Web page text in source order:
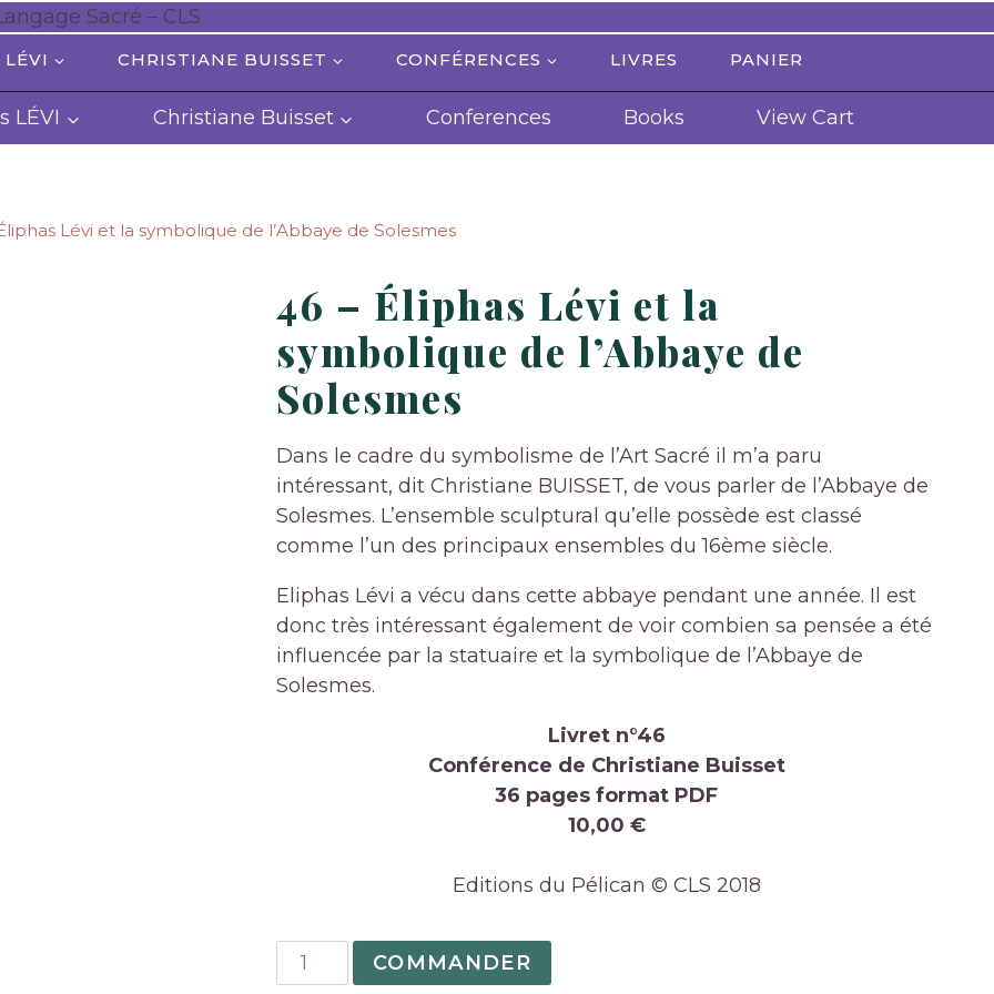
LÉVI CHRISTIANE BUISSET CONFÉRENCES LIVRES PANIER
LÉVI Christiane Buisset Conferences Books View Cart
Lévi et la symbolique de l’Abbaye de Solesmes
46 – Éliphas Lévi et la
symbolique de l’Abbaye de
Solesmes
Dans le cadre du symbolisme de l’Art Sacré il m’a paru
intéressant, dit Christiane BUISSET, de vous parler de l’Abbaye de
Solesmes. L’ensemble sculptural qu’elle possède est classé
comme l’un des principaux ensembles du 16ème siècle.
Eliphas Lévi a vécu dans cette abbaye pendant une année. Il est
donc très intéressant également de voir combien sa pensée a été
influencée par la statuaire et la symbolique de l’Abbaye de
Solesmes.
Livret n°46
Conférence de Christiane Buisset
36 pages format PDF
10,00 €
Editions du Pélican © CLS 2018
quantité
de
COMMANDER